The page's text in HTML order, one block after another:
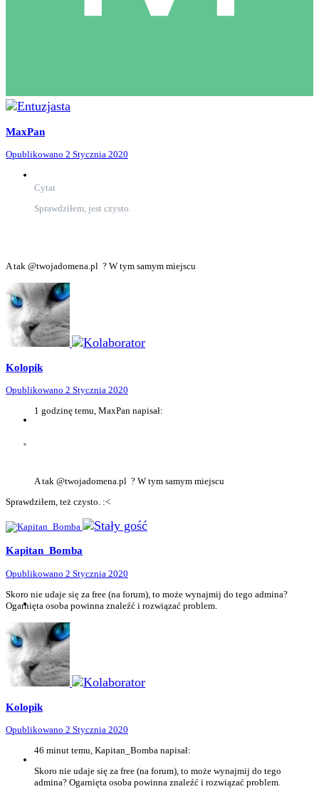
MaxPan
Opublikowano 2 Stycznia 2020
Cytat
Sprawdziłem, jest czysto.
A tak @twojadomena.pl ? W tym samym miejscu
Kolopik
Opublikowano 2 Stycznia 2020
1 godzinę temu, MaxPan napisał:
A tak @twojadomena.pl ? W tym samym miejscu
Sprawdziłem, też czysto. :<
Kapitan_Bomba
Opublikowano 2 Stycznia 2020
Skoro nie udaje się za free (na forum), to może wynajmij do tego admina?
Ogarnięta osoba powinna znaleźć i rozwiązać problem.
Kolopik
Opublikowano 2 Stycznia 2020
46 minut temu, Kapitan_Bomba napisał:
Skoro nie udaje się za free (na forum), to może wynajmij do tego
admina? Ogarnięta osoba powinna znaleźć i rozwiązać problem.